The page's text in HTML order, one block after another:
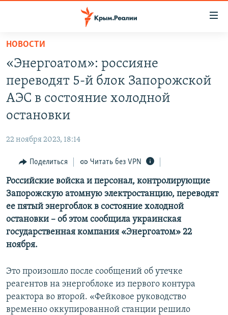
Вернуться
основному
содержанию
Вернутся
главной
Вернутся
поиску
СПЕЦПРОЕКТЫ
ГРУЗ 200
ВОДА
ИНТЕРАКТИВ
ИНФОГРАФИКА
ТЕЛЕПРОЕКТ КРЫМ.РЕАЛИИ
СОВЕТЫ ПРАВОЗАЩИТНИКОВ
ПРОПАВШИЕ БЕЗ ВЕСТИ
ПОБЕДИТЕЛЕЙ НЕ СУДЯТ?
ELIFBE
УКРАИНСКАЯ ПРОБЛЕМА КРЫМА
РАДІО СВОБОДА
КАК ОБОЙТИ БЛОКИРОВКУ
Українською
Qırımtatar
ПРИСОЕДИНЯЙТЕСЬ!
Все сайты RFE/RL
НОВОСТИ
«Энергоатом»: россияне
переводят 5-й блок Запорожской
АЭС в состояние холодной
остановки
22 ноября 2023, 18:14
Поделиться Читать без VPN
Российские войска и персонал, контролирующие
Запорожскую атомную электростанцию, переводят
ее пятый энергоблок в состояние холодной
остановки – об этом сообщила украинская
государственная компания «Энергоатом» 22
ноября.
Это произошло после сообщений об утечке
реагентов на энергоблоке из первого контура
реактора во второй. «Фейковое руководство
временно оккупированной станции решило